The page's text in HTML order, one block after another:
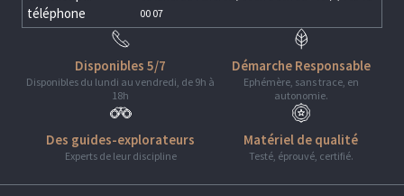
téléphone
00 07
Disponibles 5/7
Disponibles du lundi au vendredi, de 9h à
18h
Des guides-explorateurs
Experts de leur discipline
Démarche Responsable
Ephémère, sans trace, en
autonomie.
Matériel de qualité
Testé, éprouvé, certifié.